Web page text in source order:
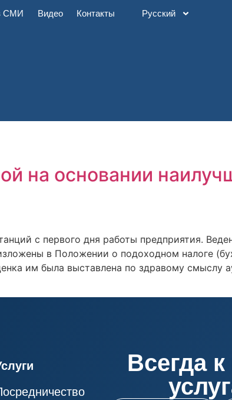
СМИ Видео Контакты Русский
на основании
с первого дня работы предприятия.
в Положении о подоходном налоге
им была выставлена ​​по здравому смыслу
Всегда